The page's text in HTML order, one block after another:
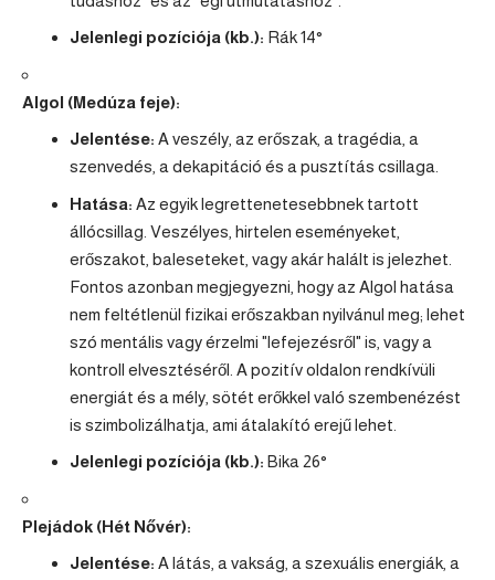
Jelenlegi pozíciója (kb.): Rák14°
Algol (Medúza feje):
Jelentése: A veszély, az erőszak, a tragédia, a
szenvedés, a dekapitáció és a pusztítás csillaga.
Hatása: Az egyik legrettenetesebbnek tartott
állócsillag. Veszélyes, hirtelen eseményeket,
erőszakot, baleseteket, vagy akár halált is jelezhet.
Fontos azonban megjegyezni, hogy az Algol hatása
nem feltétlenül fizikai erőszakban nyilvánul meg; lehet
szó mentális vagy érzelmi "lefejezésről" is, vagy a
kontroll elvesztéséről. A pozitív oldalon rendkívüli
energiát és a mély, sötét erőkkel való szembenézést
is szimbolizálhatja, ami átalakító erejű lehet.
Jelenlegi pozíciója (kb.): Bika 26°
Plejádok (Hét Nővér):
Jelentése: A látás, a vakság, a szexuális energiák, a